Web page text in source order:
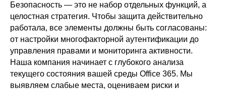
Безопасность — это не набор отдельных функций, а
целостная стратегия. Чтобы защита действительно
работала, все элементы должны быть согласованы:
от настройки многофакторной аутентификации до
управления правами и мониторинга активности.
Наша компания начинает с глубокого анализа
текущего состояния вашей среды Office 365. Мы
выявляем слабые места, оцениваем риски и
Zerobit
Russia
Контакты
Блог
Заказать звонок